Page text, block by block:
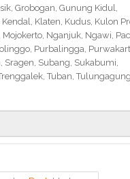
Grobogan, Gunung Kidul,
Klaten, Kudus, Kulon
Nganjuk, Ngawi,
Purbalingga,
Sragen, Subang, Sukabumi,
Tuban,